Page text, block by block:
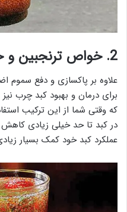
2. خواص ترنجبین و خاکشیر برای کبد چرب
علاوه بر پاکسازی و دفع سموم
برای درمان و بهبود کبد چرب
که وقتی شما از این ترکیب
در کبد تا حد خیلی زیادی کاهش
عملکرد کبد خود کمک بسیار